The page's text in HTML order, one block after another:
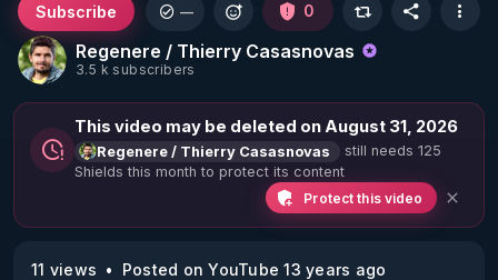
Regenere / Thierry Casasnovas
3.5 k subscribers
Subscribe — 0
This video may be deleted on August 31, 2026
Regenere / Thierry Casasnovas
still needs 125
Shields this month to protect its content
Protect this video
11 views
Posted on YouTube 13 years ago